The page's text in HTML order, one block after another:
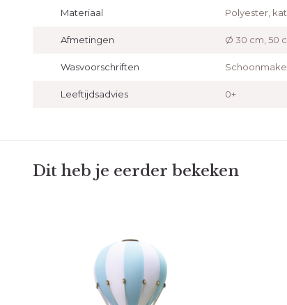
Materiaal Polyester,
Afmetingen Ø 30 cm, 50
Wasvoorschriften
Leeftijdsadvies 0+
Dit heb je eerder bekeken